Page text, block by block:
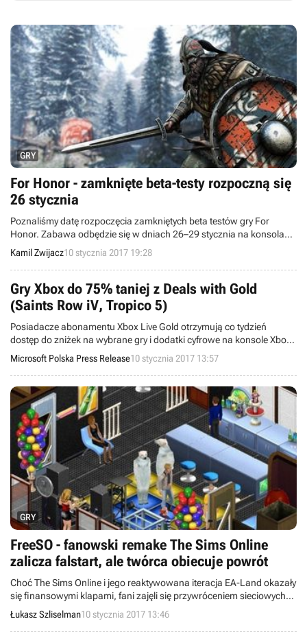
GRY
For Honor - zamknięte beta-testy rozpoczną się
26 stycznia
Poznaliśmy datę rozpoczęcia zamkniętych beta testów gry For
Honor. Zabawa odbędzie się w dniach 26–29 stycznia na konsolach
Xbox One i PlayStation 4 oraz PC-tach.
Kamil Zwijacz10 stycznia 2017 19:28
Gry Xbox do 75% taniej z Deals with Gold
(Saints Row iV, Tropico 5)
Posiadacze abonamentu Xbox Live Gold otrzymują co tydzień
dostęp do zniżek na wybrane gry i dodatki cyfrowe na konsole Xbox
One i Xbox 360.
Microsoft Polska Press Release10 stycznia 2017 13:57
GRY
FreeSO - fanowski remake The Sims Online
zalicza falstart, ale twórca obiecuje powrót
Choć The Sims Online i jego reaktywowana iteracja EA-Land okazały
się finansowymi klapami, fani zajęli się przywróceniem sieciowych
Simsów. Wczesna wersja projektu FreeSO zadebiutowała nawet w
ubiegły piątek, ale serwery nie wytrzymały pod naporem graczy
chętnych do wypróbowania moda.
Łukasz Szliselman10 stycznia 2017 13:46